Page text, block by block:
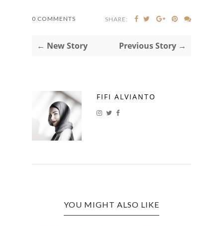
0 COMMENTS SHARE:
← New Story Previous Story →
FIFI ALVIANTO
YOU MIGHT ALSO LIKE